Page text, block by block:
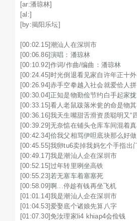
[ar:潘琼林]
[al:]
[by:揭阳乐坛]
[00:02.15]潮汕人在深圳市
[00:06.86]演唱：潘琼林
[00:10.92]作词/作曲/编曲：潘琼林
[00:24.45]时光倒退看见家自许年正十
[00:26.94]赤手空拳越入社会就爱佮人
[00:30.04]正知是物勤俭节约白手起家
[00:33.15]看人老鼠跋落米瓮的命是物
[00:36.16]我天生嘴甜舌滑资质聪明又“
[00:39.29]无奈惦在铺头仓库车间混着
[00:42.34]佮我父相骂伊呾底块那么好
[00:45.55]我卵tu6卖掉我妈乞个手指出
[00:49.17]我是潮汕人企在深圳市
[00:52.15]过年转里咧坐高铁
[00:55.23]若无塞车着塞塞死
[00:58.09]啊...停趁有钱再坐飞机
[01:01.14]我是潮汕人企在深圳市
[01:04.53]爱娶底个诸娘先算八字
[01:07.30]免汝理家li4 khiap4会俭钱